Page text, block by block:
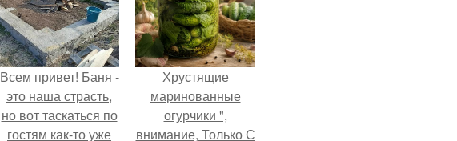
Всем привет! Баня -
это наша страсть,
но вот таскаться по
гостям как-то уже
Хрустящие
маринованные
огурчики ",
внимание, Только С